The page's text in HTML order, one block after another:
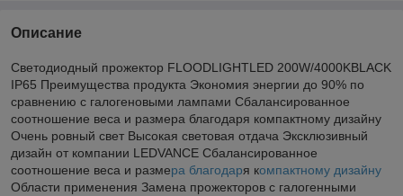
Описание
Светодиодный прожектор FLOODLIGHTLED 200W/4000KBLACK
IP65 Преимущества продукта Экономия энергии до 90% по
сравнению с галогеновыми лампами Сбалансированное
соотношение веса и размера благодаря компактному дизайну
Очень ровный свет Высокая световая отдача Эксклюзивный
дизайн от компании LEDVANCE Сбалансированное
соотношение веса и размера благодаря компактному дизайну
Области применения Замена прожекторов с галогенными